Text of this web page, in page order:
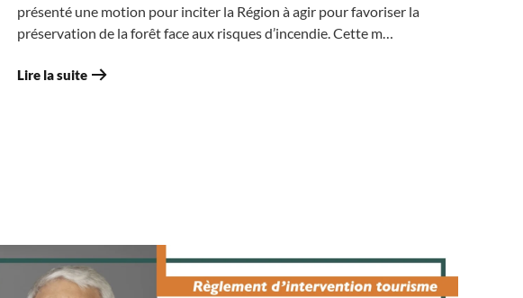
présenté une motion pour inciter la Région à agir pour favoriser la
préservation de la forêt face aux risques d’incendie. Cette m…
Lire la suite